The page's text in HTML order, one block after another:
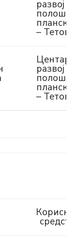
развој
– Тетово
Центар
развој
– Тетово